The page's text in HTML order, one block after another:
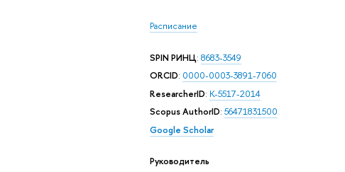
Расписание
SPIN РИНЦ: 8683-3549
ORCID: 0000-0003-3891-7060
ResearcherID: K-5517-2014
Scopus AuthorID: 56471831500
Google Scholar
Руководитель